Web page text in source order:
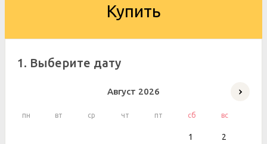
Купить
1. Выберите дату
Август 2026
пн вт ср чт пт сб вс
1 2